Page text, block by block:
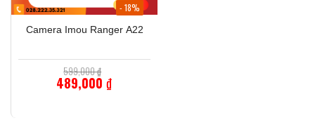
Camera Imou Ranger A22
599,000₫
gốc
là:
489,000 ₫
- 18%